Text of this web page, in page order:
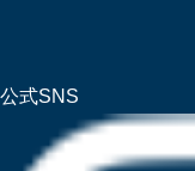
公式SNS